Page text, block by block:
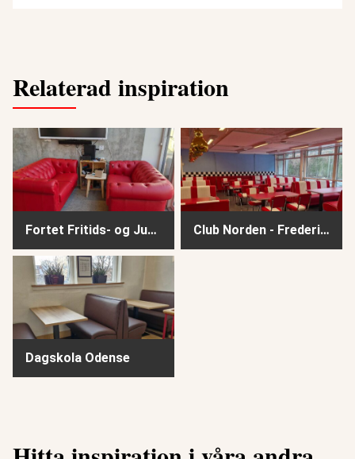
Relaterad inspiration
Fortet Fritids- og Juniorklub - Frederiksberg
Fortet Fritids- og Juniorklub - Frederiksberg
Club Norden - Frederiksberg
Club Norden - Frederiksberg
Dagskola Odense
Dagskola Odense